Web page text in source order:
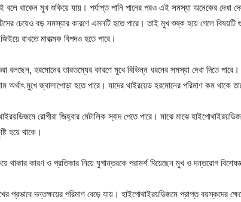
বলে থাকেন মুখ শুকিয়ে যায়। পর্যাপ্ত পানি পানের পরও এই সমস্যা অনেকের দেখা
চেয়েও বড় সমস্যার কারণে এমনটি হতে পারে। তাই মুখ শুষ্ক হয়ে গেলে
জিইয়ে রাখতে মারাত্মক বিপদও হতে পারে।
বলছেন, হরমোনের তারতম্যের কারণে মুখে বিভিন্ন ধরনের সমস্যা দেখা দিতে
অর্থাৎ মুখে জ্বালাপোড়া হতে পারে। যাদের থাইরয়েড হরমোনের পরিমাণ কম থাকে
রোগীরা জিহ্বার মেটালিক স্বাদ পেতে পারে। মাঝে মাঝে
হয়ে থাকে।
থাকার কারণ ও প্রতিকার নিয়ে যুগান্তরকে পরামর্শ দিয়েছেন মুখ ও দন্তরোগ
প্রভাবে দন্তক্ষয়ের পরিমাণ বেড়ে যায়। হাইপোথাইরয়ডিজমে প্রাপ্ত বয়স্কদের